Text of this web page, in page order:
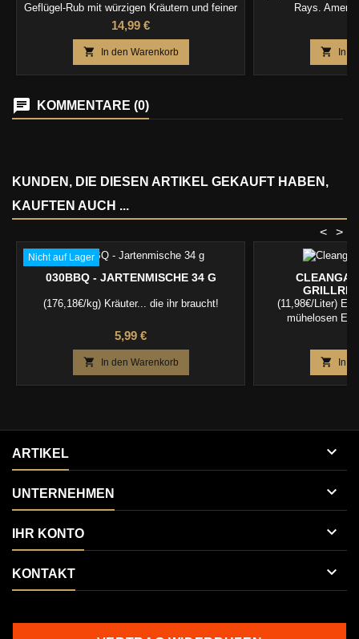
Geflügel-Rub mit würzigen Kräutern und feiner
BBQ-Note – perfekt für Hähnchen, Pute und
Preis
14,99 €
 In den Warenkorb
Rays.
 In
KOMMENTARE (0)
KUNDEN, DIE DIESEN ARTIKEL GEKAUFT HABEN,
KAUFTEN AUCH ...
>
<
Nicht auf Lager
030BBQ - JARTENMISCHE 34 G
(176,18€/kg) Kräuter... die ihr braucht!
Preis
5,99 €
 In den Warenkorb
(11,98€/Liter)
mühelosen
 In
ARTIKEL 
UNTERNEHMEN 
IHR KONTO 
KONTAKT 